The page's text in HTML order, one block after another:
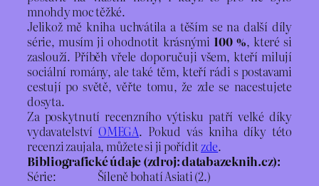
mnohdy moc těžké.
Jelikož mě kniha uchvátila a těším se na další díly
série, musím ji ohodnotit krásnými100 %, které si
zaslouží. Příběh vřele doporučuji všem, kteří milují
sociální romány, ale také těm, kteří rádi s postavami
cestují po světě, věřte tomu, že zde se nacestujete
dosyta.
Za poskytnutí recenzního výtisku patří velké díky
vydavatelstvíOMEGA. Pokud vás kniha díky této
recenzi zaujala, můžete si ji poříditzde.
Bibliografické údaje (zdroj: databazeknih.cz):
Série: Šíleně bohatí Asiati (2.)